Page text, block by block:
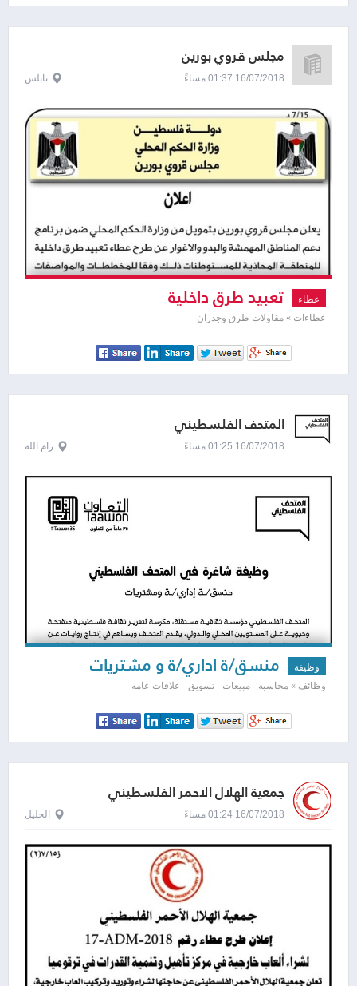
مجلس قروي بورين
16/07/2018 01:37 مساءً نابلس
عطاء تعبيد طرق داخلية
عطاءات » مقاولات طرق وجدران
المتحف الفلسطيني
16/07/2018 01:25 مساءً رام الله
وظيفة منسق/ة اداري/ة و مشتريات
وظائف » محاسبه - مبيعات - تسويق - علاقات عامه
جمعية الهلال الاحمر الفلسطيني
16/07/2018 01:24 مساءً الخليل